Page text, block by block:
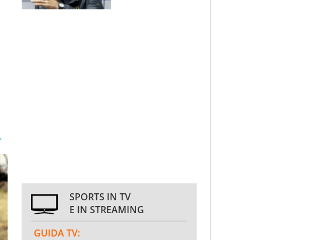
SPORTS IN TV
E IN STREAMING
GUIDA TV: